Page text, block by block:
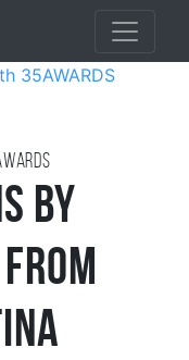
35AWARDS
by